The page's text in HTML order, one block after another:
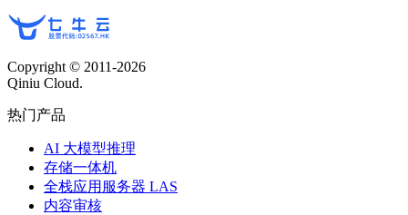
Copyright © 2011-2026
Qiniu Cloud.
热门产品
AI 大模型推理
存储一体机
全栈应用服务器 LAS
内容审核